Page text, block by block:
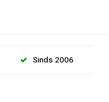
Sinds 2006